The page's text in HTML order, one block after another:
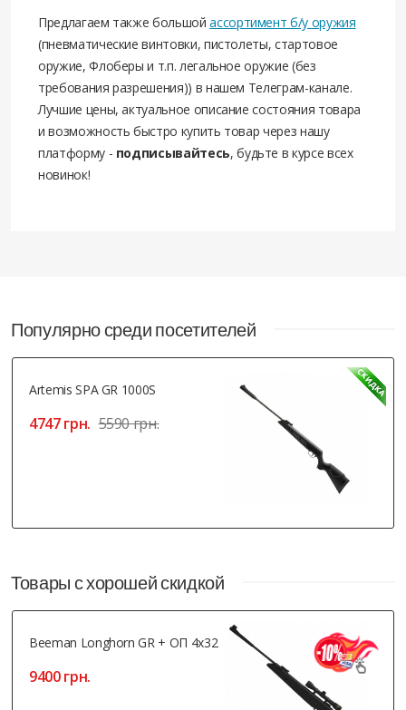
Предлагаем также большойассортимент б/у оружия
(пневматические винтовки, пистолеты, стартовое
оружие, Флоберы и т.п. легальное оружие (без
требования разрешения)) в нашем Телеграм-канале.
Лучшие цены, актуальное описание состояния товара
и возможность быстро купить товар через нашу
платформу - подписывайтесь, будьте в курсе всех
новинок!
Популярно среди посетителей
Artemis SPA GR 1000S
4747 грн. 5590 грн.
Товары с хорошей скидкой
Beeman Longhorn GR + ОП 4x32
9400 грн.